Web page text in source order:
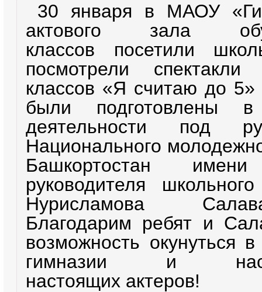
30 января в МАОУ
актового зала
классов посетили
посмотрели
классов «Я считаю до
были подготовлены
деятельности под
Национального
Башкортостан
руководителя
Нурисламова
Благодарим ребят и
возможность окунуться
гимназии и
настоящих актеров!